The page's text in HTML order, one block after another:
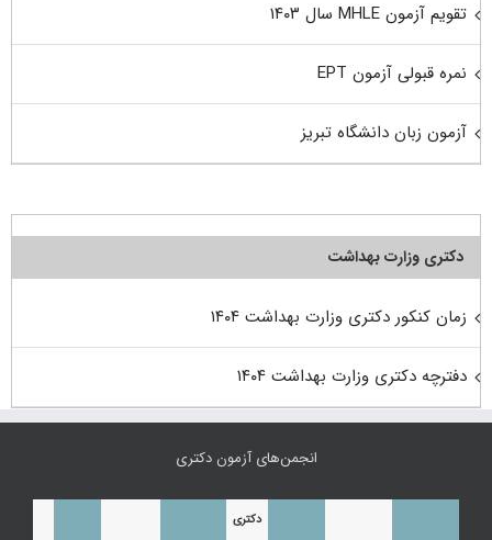
تقویم آزمون MHLE سال ۱۴۰۳
نمره قبولی آزمون EPT
آزمون زبان دانشگاه تبریز
دکتری وزارت بهداشت
زمان کنکور دکتری وزارت بهداشت ۱۴۰۴
دفترچه دکتری وزارت بهداشت ۱۴۰۴
انجمن‌های آزمون دکتری
دکتری